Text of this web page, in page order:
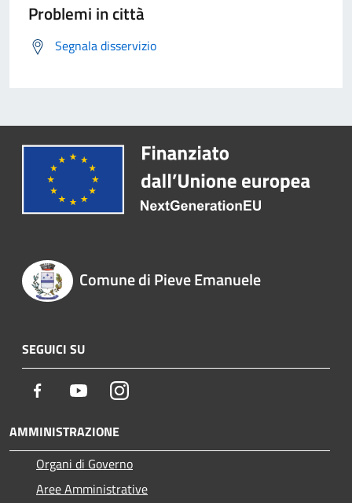
Problemi in città
Segnala disservizio
Comune di Pieve Emanuele
SEGUICI SU
Facebook YoutubeInstagram
AMMINISTRAZIONE
Organi di Governo
Aree Amministrative